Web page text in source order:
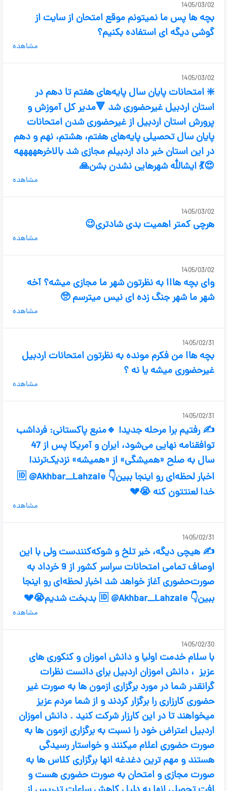
1405/03/02
بچه ها پس ما نمیتونم موقع امتحان از سایت از
گوشی دیگه ای استفاده بکنیم؟
مشاهده
1405/03/02
❇️ امتحانات پایان سال پایه‌های هفتم تا دهم در
استان اردبیل غیرحضوری شد 🔻مدیر کل آموزش و
پرورش استان اردبیل از غیرحضوری شدن امتحانات
پایان سال تحصیلی پایه‌های هفتم، هشتم، نهم و دهم
در این استان خبر داد اردبیلم مجازی شد بالاخرهههههه
😍💃 ایشالله شهرهایی نشدن بشن🙏
مشاهده
1405/03/02
هرچی کمتر اهمیت بدی شادتری‌😉
مشاهده
1405/03/02
وای بچه هااا به نظرتون شهر ما مجازی میشه؟ آخه
شهر ما شهر جنگ زده ای نیس میترسم 🥺
مشاهده
1405/02/31
بچه هاا من فکرم مونده به نظرتون امتحانات اردبیل
غیرحضوری میشه یا نه ؟
مشاهده
1405/02/31
✍ رفتیم برا مرحله جدید! 🔹منبع پاکستانی: فرداشب
توافقنامه نهایی می‌شود، ایران و آمریکا پس از 47
سال به صلح «همیشگی» از «همیشه» نزدیک‌ترند!
اخبار لحظه‌ای رو اینجا ببین👇 🆔 @Akhbar__Lahzaie
خدا لعنتتون کنه 😭💔
مشاهده
1405/02/31
✍ هیچی دیگه، خبر تلخ و شوکه‌کنندست ولی با این
اوصاف تمامی امتحانات سراسر کشور از 9 خرداد به
صورت‌حضوری آغاز خواهد شد اخبار لحظه‌ای رو اینجا
ببین👇 🆔 @Akhbar__Lahzaie بدبخت شدیم😭💔
مشاهده
1405/02/30
با سلام خدمت اولیا و دانش اموزان و کنکوری های
عزیز ، دانش اموزان اردبیل برای دانست نظرات
گرانقدر شما در مورد برگزاری ازمون ها به صورت غیر
حضوری کارزاری را برگزار کردند و از شما مردم عزیز
میخواهند تا در این کارزار شرکت کنید . دانش اموزان
اردبیل اعتراض خود را نسبت به برگزاری ازمون ها به
صورت حضوری اعلام میکنند و خواستار رسیدگی
هستند و مهم ترین دغدغه انها برگزاری کلاس ها به
صورت مجازی و امتحان به صورت حضوری هست و